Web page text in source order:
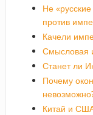
Не
против
Качели
Смысловая
Станет ли
Почему
Китай и